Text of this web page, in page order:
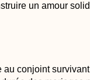
un amour
au conjoint